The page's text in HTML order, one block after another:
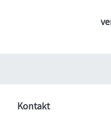
Kontakt